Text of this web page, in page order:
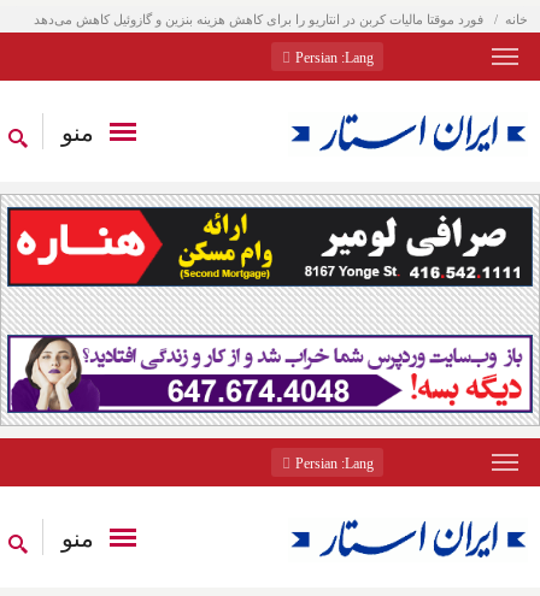
خانه فورد موقتا مالیات کربن در انتاریو را برای کاهش هزینه بنزین و گازوئیل کاهش می‌دهد
Lang
: Persian
منو
Lang
: Persian
منو